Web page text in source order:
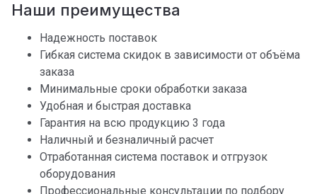
Наши преимущества
Надежность поставок
Гибкая система скидок в зависимости от объёма
заказа
Минимальные сроки обработки заказа
Удобная и быстрая доставка
Гарантия на всю продукцию 3 года
Наличный и безналичный расчет
Отработанная система поставок и отгрузок
оборудования
Профессиональные консультации по подбору